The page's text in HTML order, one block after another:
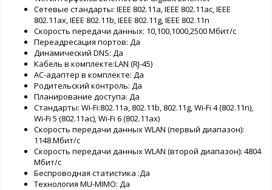
Сетевые стандарты: IEEE 802.11a, IEEE 802.11ac, IEEE
802.11ax, IEEE 802.11b, IEEE 802.11g, IEEE 802.11n
Скорость передачи данных: 10,100,1000,2500 Мбит/с
Переадресация портов: Да
Динамический DNS: Да
Кабель в комплекте:LAN (RJ-45)
AC-адаптер в комплекте: Да
Родительский контроль: Да
Планирование доступа: Да
Стандарты: Wi-Fi:802.11a, 802.11b, 802.11g, Wi-Fi 4 (802.11n),
Wi-Fi 5 (802.11ac), Wi-Fi 6 (802.11ax)
Скорость передачи данных WLAN (первый диапазон):
1148 Мбит/с
Скорость передачи данных WLAN (второй диапазон): 4804
Мбит/с
Беспроводная статистика :Да
Технология MU-MIMO: Да